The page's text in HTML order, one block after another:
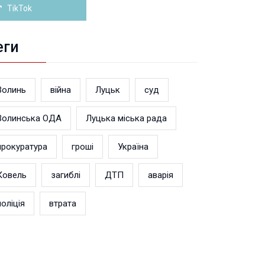
TikTok
війна Луцьк суд
ОДА Луцька міська рада
гроші Україна
загиблі ДТП аварія
втрата